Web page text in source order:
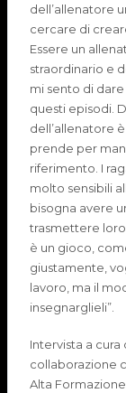
dell’allenatore
cercare di
Essere un
straordinario e
mi sento di
questi episodi.
dell’allenatore
prende per
riferimento. I
molto sensibili
bisogna avere
trasmettere
è un gioco,
giustamente,
lavoro, ma il
insegnarglieli”.
Intervista a cura
collaborazione
Alta